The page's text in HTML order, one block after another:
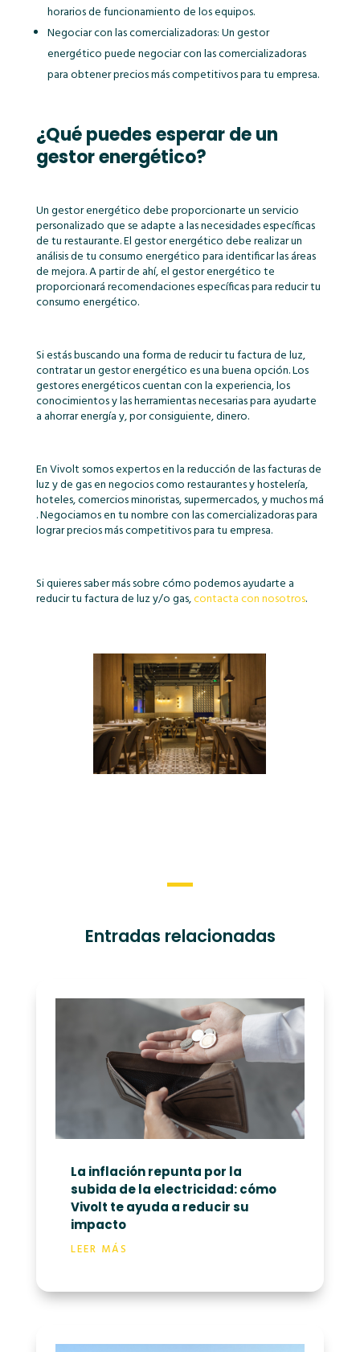
horarios de funcionamiento de los equipos.
Negociar con las comercializadoras: Un gestor
energético puede negociar con las comercializadoras
para obtener precios más competitivos para tu empresa.
¿Qué puedes esperar de un
gestor energético?
Un gestor energético debe proporcionarte un servicio
personalizado que se adapte a las necesidades específicas
de tu restaurante. El gestor energético debe realizar un
análisis de tu consumo energético para identificar las áreas
de mejora. A partir de ahí, el gestor energético te
proporcionará recomendaciones específicas para reducir tu
consumo energético.
Si estás buscando una forma de reducir tu factura de luz,
contratar un gestor energético es una buena opción. Los
gestores energéticos cuentan con la experiencia, los
conocimientos y las herramientas necesarias para ayudarte
a ahorrar energía y, por consiguiente, dinero.
En Vivolt somos expertos en la reducción de las facturas de
luz y de gas en negocios como restaurantes y hostelería,
hoteles, comercios minoristas, supermercados, y muchos má
. Negociamos en tu nombre con las comercializadoras para
lograr precios más competitivos para tu empresa.
Si quieres saber más sobre cómo podemos ayudarte a
reducir tu factura de luz y/o gas,contacta con nosotros.
Entradas relacionadas
La inflación repunta por la
subida de la electricidad: cómo
Vivolt te ayuda a reducir su
impacto
LEER MÁS